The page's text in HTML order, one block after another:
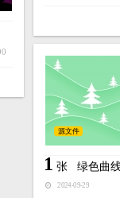
源文件
1 张绿色曲
2024-09-29